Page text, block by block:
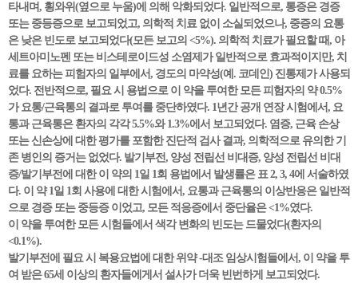
타내며, 횡와위(옆으로 누움)에 의해 악화되었다. 일반적으로, 통증은 경증
또는 중등증으로 보고되었고, 의학적 치료 없이 소실되었으나, 중증의 요통
은 낮은 빈도로 보고되었다(모든 보고의 <5%). 의학적 치료가 필요할 때, 아
세트아미노펜 또는 비스테로이드성 소염제가 일반적으로 효과적이지만, 치
료를 요하는 피험자의 일부에서, 경도의 마약성(예. 코데인) 진통제가 사용되
었다. 전반적으로, 필요 시 용법으로 이 약을 투여한 모든 피험자의 약 0.5%
가 요통/근육통의 결과로 투여를 중단하였다. 1년간 공개 연장 시험에서, 요
통과 근육통은 환자의 각각 5.5%와 1.3%에서 보고되었다. 염증, 근육 손상
또는 신손상에 대한 평가를 포함한 진단적 검사 결과, 의학적으로 유의한 기
존 병인의 증거는 없었다. 발기부전, 양성 전립선 비대증, 양성 전립선 비대
증/발기부전에 대한 이 약의 1일 1회 용법에서 발생률은 표 2, 3, 4에 서술하였
다. 이 약 1일 1회 사용에 대한 시험에서, 요통과 근육통의 이상반응은 일반적
으로 경증 또는 중등증 이었고, 모든 적응증에서 중단율은 <1%였다.
이 약을 투여한 모든 시험들에서 색각 변화의 빈도는 드물었다(환자의
<0.1%).
발기부전에 필요 시 복용요법에 대한 위약 -대조 임상시험들에서, 이 약을 투
여 받은 65세 이상의 환자들에게서 설사가 더욱 빈번하게 보고되었다.